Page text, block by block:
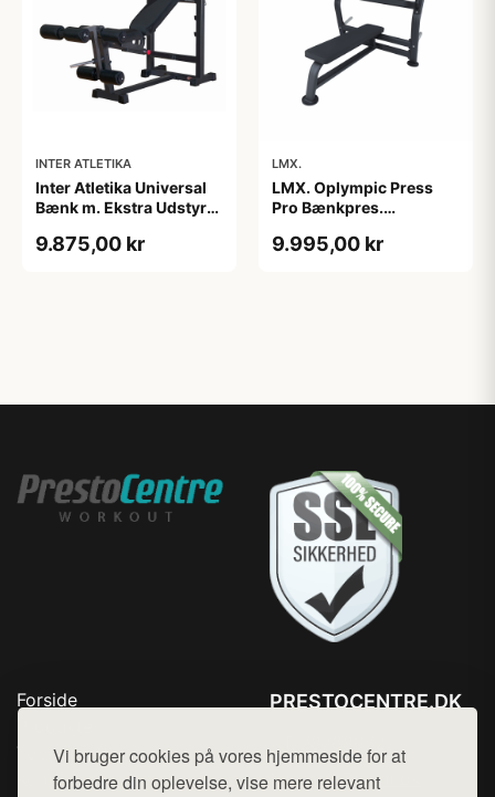
Vi bruger cookies på vores hjemmeside for at
forbedre din oplevelse, vise mere relevant
INTER ATLETIKA
Inter Atletika Universal
Bænk m. Ekstra Udstyr
250 kg
9.875,00 kr
LMX.
LMX. Oplympic Press
Pro Bænkpres.
træningsudstyr. En
9.995,00 kr
Forside
Top Rabatter
Kontakt
PRESTOCENTRE.DK
Mail: hej@want.dk